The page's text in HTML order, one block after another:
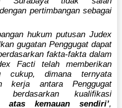
pertimbangan sebagai
hukum putusan Judex
gugatan Penggugat dapat
fakta-fakta dalam
Facti telah memberikan
cukup, dimana ternyata
kerja antara Penggugat
berdasarkan kualifikasi
atas kemauan sendiri’,